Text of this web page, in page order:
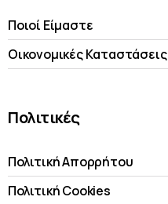
Ποιοί Είμαστε
Οικονομικές Kαταστάσεις
Πολιτικές
Πολιτική Απορρήτου
Πολιτική Cookies